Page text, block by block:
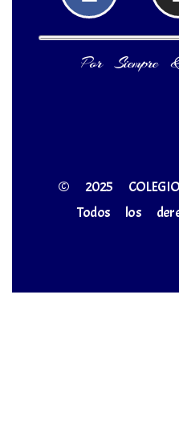
Por Siempre
© 2025
Todos los